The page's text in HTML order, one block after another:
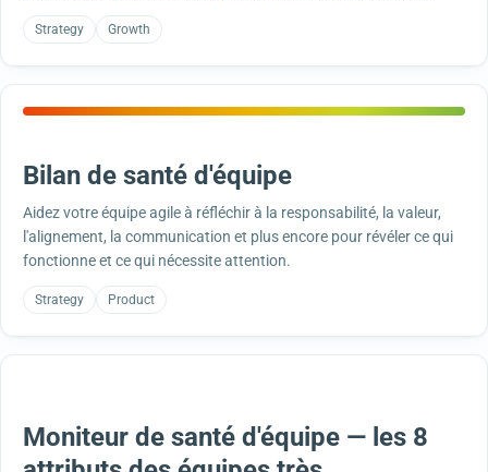
Strategy Growth
Bilan de santé d'équipe
Aidez votre équipe agile à réfléchir à la responsabilité, la valeur,
l'alignement, la communication et plus encore pour révéler ce qui
fonctionne et ce qui nécessite attention.
Strategy Product
Moniteur de santé d'équipe — les 8